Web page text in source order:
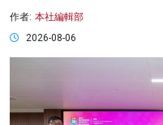
作者: 本社編輯部
2026-08-06